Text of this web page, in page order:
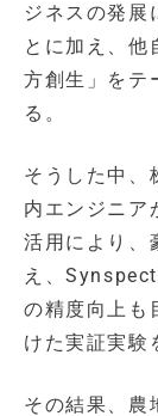
ジネスの発展
とに加え、他
方創生」をテ
る。
そうした中
内エンジニア
活用により、
え、
の精度向上も
けた実証実験
その結果、農